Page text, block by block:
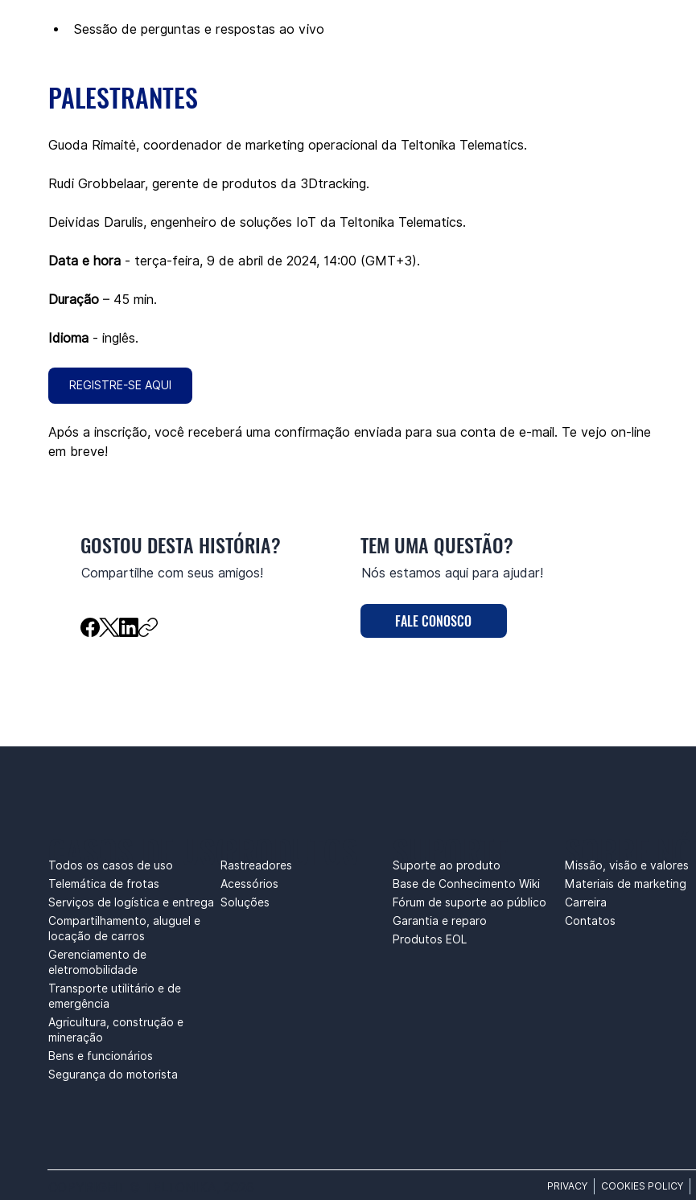
Sessão de perguntas e respostas ao vivo
PALESTRANTES
Guoda Rimaitė, coordenador de marketing operacional da Teltonika Telematics.
Rudi Grobbelaar, gerente de produtos da 3Dtracking.
Deividas Darulis, engenheiro de soluções IoT da Teltonika Telematics.
Data e hora - terça-feira, 9 de abril de 2024, 14:00 (GMT+3).
Duração – 45 min.
Idioma - inglês.
REGISTRE-SE AQUI
Após a inscrição, você receberá uma confirmação enviada para sua conta de e-mail. Te vejo on-line
em breve!
GOSTOU DESTA HISTÓRIA?
Compartilhe com seus amigos!
TEM UMA QUESTÃO?
Nós estamos aqui para ajudar!
FALE CONOSCO
CASOS DE USO
Todos os casos de uso
Telemática de frotas
Serviços de logística e entrega
Compartilhamento, aluguel e
locação de carros
Gerenciamento de
eletromobilidade
Transporte utilitário e de
emergência
Agricultura, construção e
mineração
Bens e funcionários
Segurança do motorista
PRODUTOS
Rastreadores
Acessórios
Soluções
SUPORTE
Suporte ao produto
Base de Conhecimento Wiki
Fórum de suporte ao público
Garantia e reparo
Produtos EOL
SOBRE NÓS
Missão, visão e valores
Materiais de marketing
Carreira
Contatos
PRIVACY COOKIES POLICY